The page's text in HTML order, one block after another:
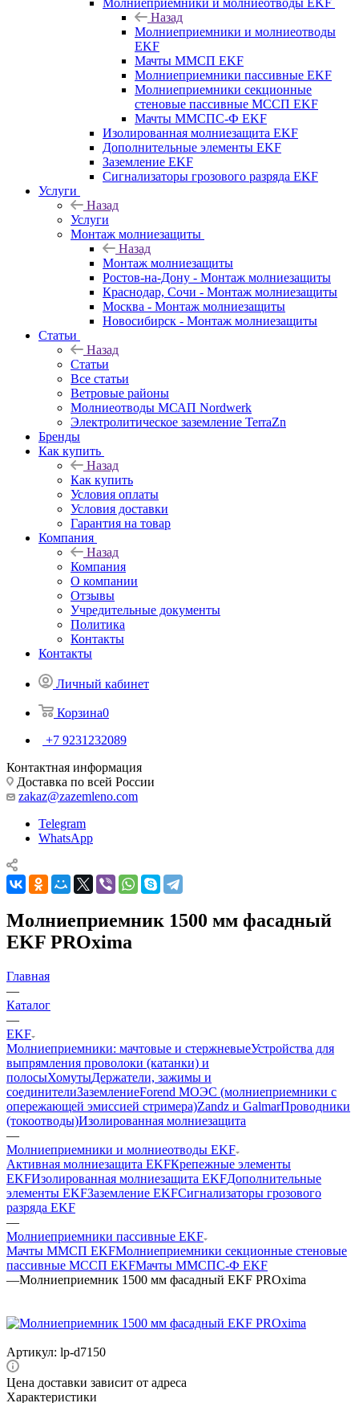
Молниеприемники и молниеотводы EKF
Назад
Молниеприемники и молниеотводы
EKF
Мачты ММСП EKF
Молниеприемники пассивные EKF
Молниеприемники секционные
стеновые пассивные МССП EKF
Мачты ММСПС-Ф EKF
Изолированная молниезащита EKF
Дополнительные элементы EKF
Заземление EKF
Сигнализаторы грозового разряда EKF
Услуги
Назад
Услуги
Монтаж молниезащиты
Назад
Монтаж молниезащиты
Ростов-на-Дону - Монтаж молниезащиты
Краснодар, Сочи - Монтаж молниезащиты
Москва - Монтаж молниезащиты
Новосибирск - Монтаж молниезащиты
Статьи
Назад
Статьи
Все статьи
Ветровые районы
Молниеотводы МСАП Nordwerk
Электролитическое заземление TerraZn
Бренды
Как купить
Назад
Как купить
Условия оплаты
Условия доставки
Гарантия на товар
Компания
Назад
Компания
О компании
Отзывы
Учредительные документы
Политика
Контакты
Контакты
Личный кабинет
Корзина0
+7 9231232089
Контактная информация
Доставка по всей России
zakaz@zazemleno.com
Telegram
WhatsApp
Молниеприемник 1500 мм фасадный
EKF PROxima
Главная
—
Каталог
—
EKF
Молниеприемники: мачтовые и стержневыеУстройства для
выпрямления проволоки (катанки) и
полосыХомутыДержатели, зажимы и
соединителиЗаземлениеForend МОЭС (молниеприемники с
опережающей эмиссией стримера)Zandz и GalmarПроводники
(токоотводы)Изолированная молниезащита
—
Молниеприемники и молниеотводы EKF
Активная молниезащита EKFКрепежные элементы
EKFИзолированная молниезащита EKFДополнительные
элементы EKFЗаземление EKFСигнализаторы грозового
разряда EKF
—
Молниеприемники пассивные EKF
Мачты ММСП EKFМолниеприемники секционные стеновые
пассивные МССП EKFМачты ММСПС-Ф EKF
—Молниеприемник 1500 мм фасадный EKF PROxima
Артикул: lp-d7150
Цена доставки зависит от адреса
Характеристики